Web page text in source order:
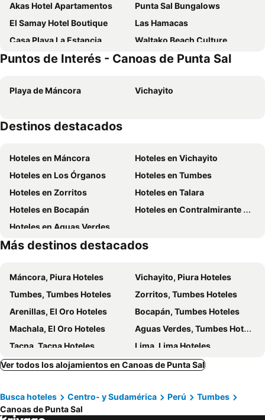
Akas Hotel Apartamentos
Punta Sal Bungalows
El Samay Hotel Boutique
Las Hamacas
Casa Playa La Estancia
Waltako Beach Culture
Villa Romana Boutique Hotel
Baja Canoas Hotel
Peru Hosting - Punta Sal
Puntos de Interés - Canoas de Punta Sal
Playa de Máncora Vichayito
Destinos destacados
Hoteles en Máncora
Hoteles en Vichayito
Hoteles en Los Órganos
Hoteles en Tumbes
Hoteles en Zorritos
Hoteles en Talara
Hoteles en Bocapán
Hoteles en Contralmirante Villar
Hoteles en Aguas Verdes
Más destinos destacados
Máncora, Piura Hoteles
Vichayito, Piura Hoteles
Tumbes, Tumbes Hoteles
Zorritos, Tumbes Hoteles
Arenillas, El Oro Hoteles
Bocapán, Tumbes Hoteles
Machala, El Oro Hoteles
Aguas Verdes, Tumbes Hoteles
Tacna, Tacna Hoteles
Lima, Lima Hoteles
Miraflores, Lima Hoteles
Cuzco, Cuzco Hoteles
Machu Picchu, Cuzco Hoteles
Ver todos los alojamientos en Canoas de Punta Sal
Busca hoteles Centro- y Sudamérica Perú
Tumbes
Canoas de Punta Sal